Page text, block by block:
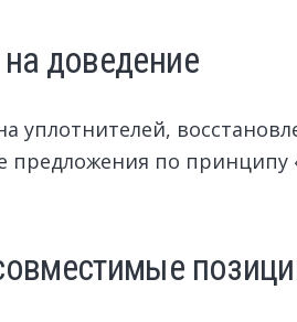
доведение
уплотнителей,
по принципу